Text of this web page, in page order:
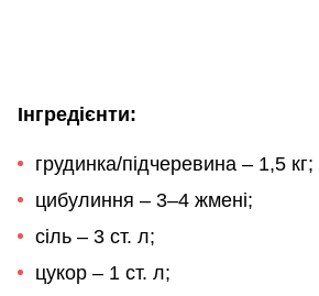
Інгредієнти:
грудинка/підчеревина – 1,5 кг;
цибулиння – 3–4 жмені;
сіль – 3 ст. л;
цукор – 1 ст. л;